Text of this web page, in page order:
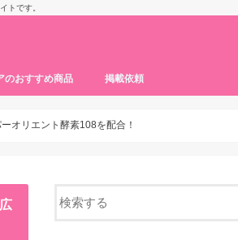
トです。
のおすすめ商品 掲載依頼
オリエント酵素108を配合！